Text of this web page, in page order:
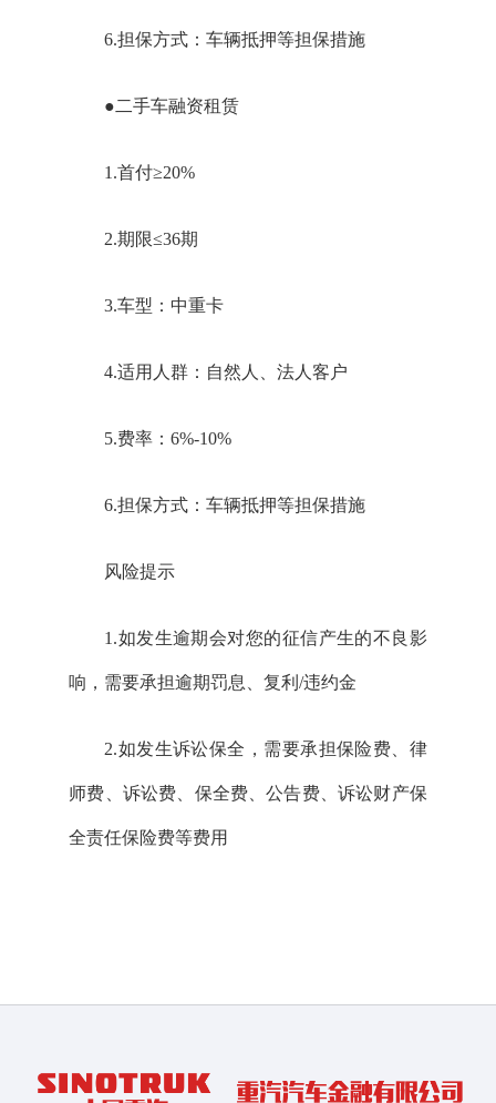
6.担保方式：车辆抵押等担保措施
●二手车融资租赁
1.首付≥20%
2.期限≤36期
3.车型：中重卡
4.适用人群：自然人、法人客户
5.费率：6%-10%
6.担保方式：车辆抵押等担保措施
风险提示
1.如发生逾期会对您的征信产生的不良影
响，需要承担逾期罚息、复利/违约金
2.如发生诉讼保全，需要承担保险费、律
师费、诉讼费、保全费、公告费、诉讼财产保
全责任保险费等费用